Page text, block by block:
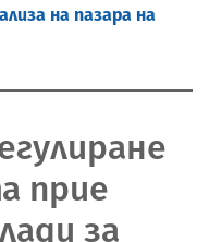
на пазара на
прие
за